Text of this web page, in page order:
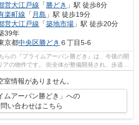
営大江戸線 「 勝どき 」駅 徒歩8分
楽町線 「 月島 」駅 徒歩19分
営大江戸線 「築地市場 」駅 徒歩20分
39年
京都中央区勝どき ６丁目5-6
の物件です。 街全体が整備開発され、歩道や
しても...
室情報がありません。
ムアーバン勝どき」への
い合わせはこちら